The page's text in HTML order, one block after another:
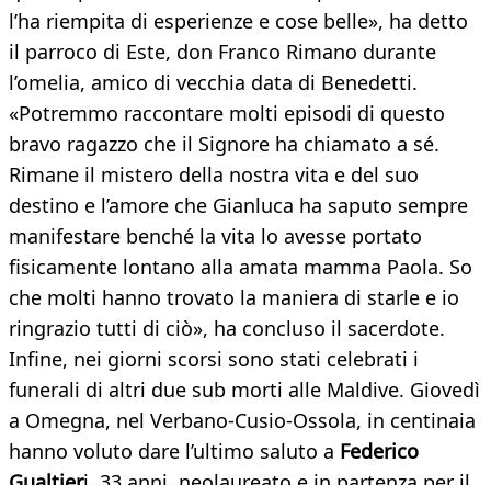
l’ha riempita di esperienze e cose belle», ha detto
il parroco di Este, don Franco Rimano durante
l’omelia, amico di vecchia data di Benedetti.
«Potremmo raccontare molti episodi di questo
bravo ragazzo che il Signore ha chiamato a sé.
Rimane il mistero della nostra vita e del suo
destino e l’amore che Gianluca ha saputo sempre
manifestare benché la vita lo avesse portato
fisicamente lontano alla amata mamma Paola. So
che molti hanno trovato la maniera di starle e io
ringrazio tutti di ciò», ha concluso il sacerdote.
Infine, nei giorni scorsi sono stati celebrati i
funerali di altri due sub morti alle Maldive. Giovedì
a Omegna, nel Verbano-Cusio-Ossola, in centinaia
hanno voluto dare l’ultimo saluto a Federico